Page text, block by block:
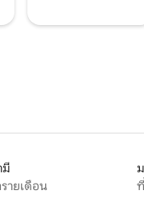
มี
ายเดือน